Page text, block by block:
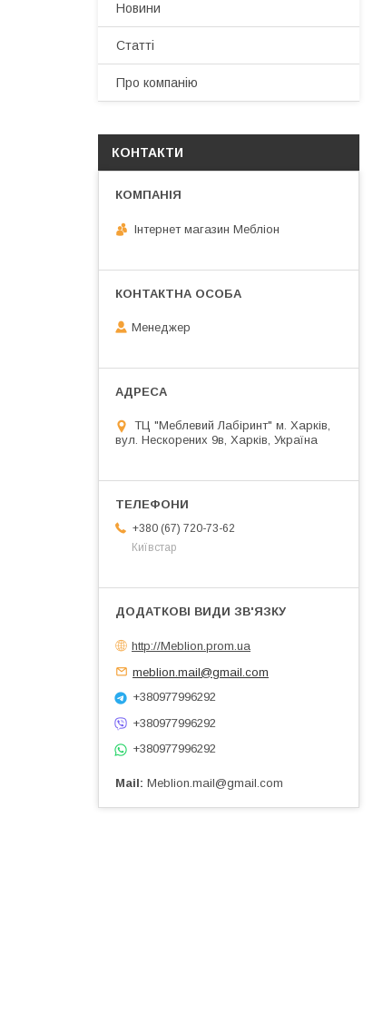
Новини
Статті
Про компанію
КОНТАКТИ
Інтернет магазин Мебліон
Менеджер
ТЦ "Меблевий Лабіринт" м. Харків,
вул. Нескорених 9в, Харків, Україна
+380 (67) 720-73-62
Київстар
http://Meblion.prom.ua
meblion.mail@gmail.com
+380977996292
+380977996292
+380977996292
Мail Meblion.mail@gmail.com